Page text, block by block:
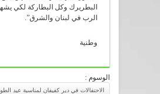
البطريرك وكل البطاركة لكي
الرب في لبنان والشرق”.
وطنية
الوسوم :
الاحتفالات في دير كفيفان لمناسبة عيد